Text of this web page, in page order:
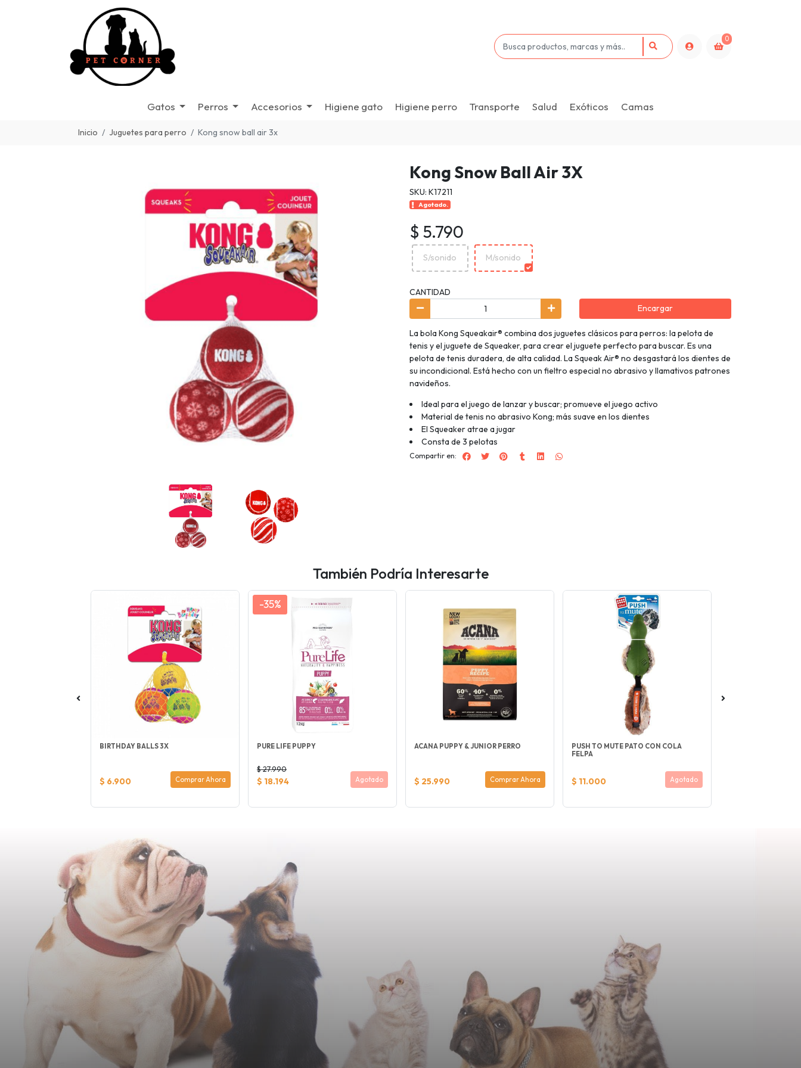
0
Gatos Perros Accesorios Higiene gato Higiene perro Transporte Salud Exóticos Camas
Inicio Juguetes para perro Kong snow ball air 3x
Kong Snow Ball Air 3X
SKU: K17211
Agotado.
$ 5.790
S/sonido M/sonido
CANTIDAD
Encargar
La bola Kong Squeakair® combina dos juguetes clásicos para perros: la pelota de
tenis y el juguete de Squeaker, para crear el juguete perfecto para buscar. Es una
pelota de tenis duradera, de alta calidad. La Squeak Air® no desgastará los dientes de
su incondicional. Está hecho con un fieltro especial no abrasivo y llamativos patrones
navideños.
Ideal para el juego de lanzar y buscar; promueve el juego activo
Material de tenis no abrasivo Kong; más suave en los dientes
El Squeaker atrae a jugar
Consta de 3 pelotas
Compartir en:
También Podría Interesarte
BIRTHDAY BALLS 3X
$ 6.900 Comprar Ahora
-35%
PURE LIFE PUPPY
$ 27.990
$ 18.194 Agotado
ACANA PUPPY & JUNIOR PERRO
$ 25.990 Comprar Ahora
PUSH TO MUTE PATO CON COLA
FELPA
$ 11.000 Agotado